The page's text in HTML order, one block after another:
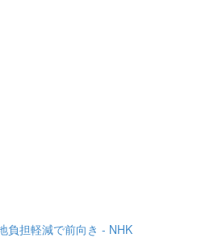
負担軽減で前向き - NHK